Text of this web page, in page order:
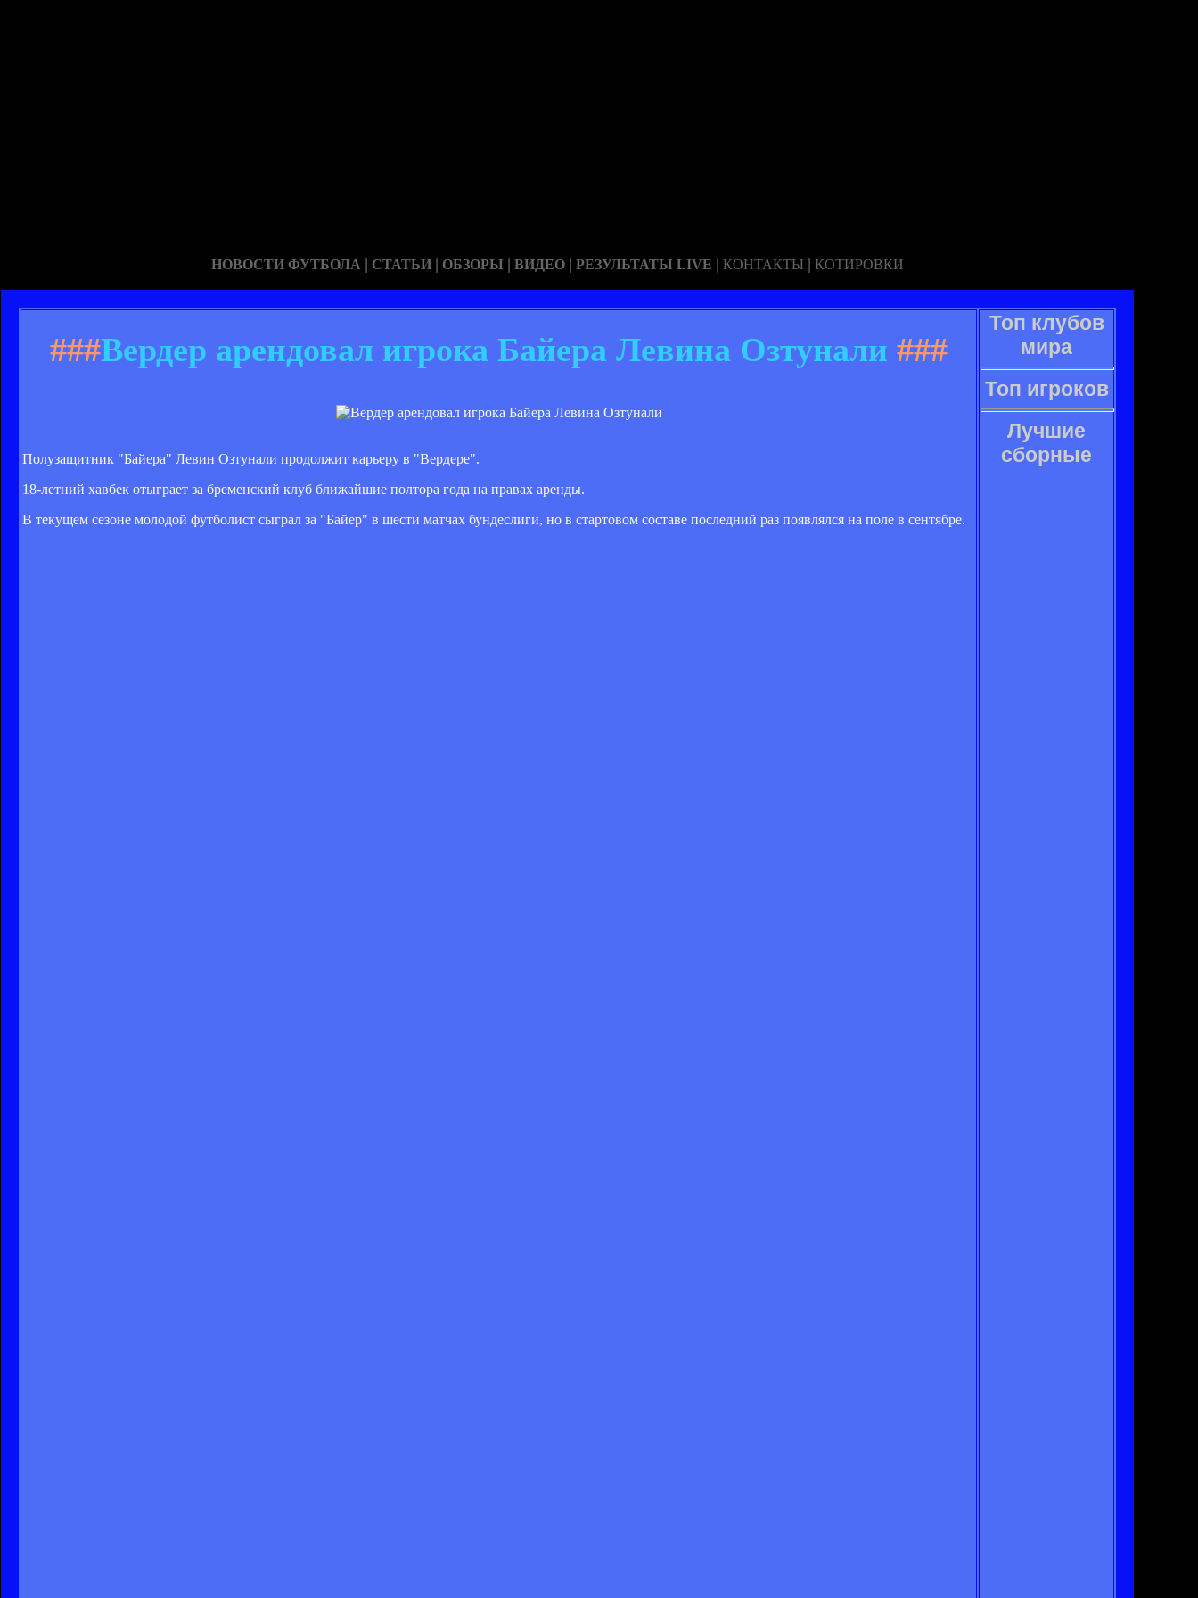
НОВОСТИ ФУТБОЛА | СТАТЬИ | ОБЗОРЫ | ВИДЕО | РЕЗУЛЬТАТЫ LIVE | КОНТАКТЫ | КОТИРОВКИ
###Вердер арендовал игрока Байера Левина Озтунали ###
Полузащитник "Байера" Левин Озтунали продолжит карьеру в "Вердере".
18-летний хавбек отыграет за бременский клуб ближайшие полтора года на правах аренды.
В текущем сезоне молодой футболист сыграл за "Байер" в шести матчах бундеслиги, но в стартовом составе последний раз появлялся на поле в сентябре.
Топ клубов
мира
Топ игроков
Лучшие
сборные